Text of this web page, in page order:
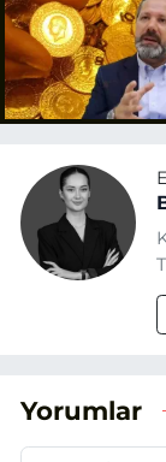
Yorumlar